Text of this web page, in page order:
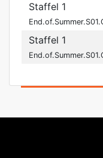
Staffel 1
Staffel 1